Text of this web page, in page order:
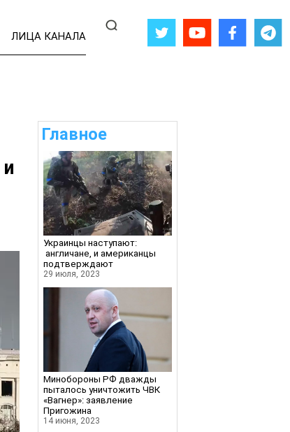
ЛИЦА КАНАЛА
Главное
Украинцы наступают:
англичане, и американцы
подтверждают
29 июля, 2023
Минобороны РФ дважды
пыталось уничтожить ЧВК
«Вагнер»: заявление
Пригожина
14 июня, 2023